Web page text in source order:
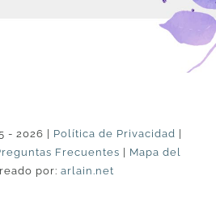
- 2026 | Política de Privacidad
Frecuentes
Mapa del
por: arlain.net